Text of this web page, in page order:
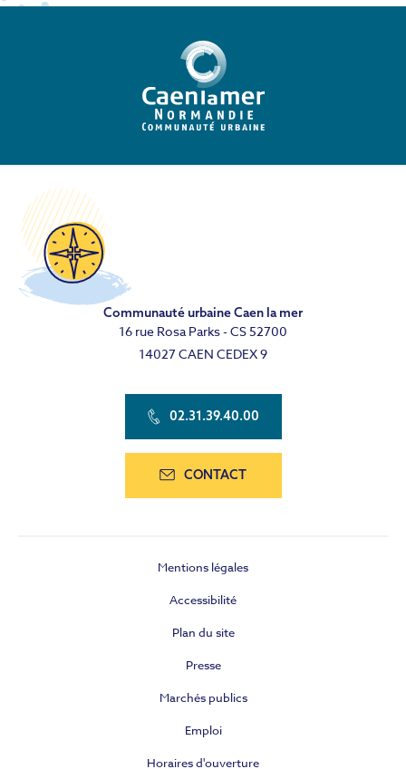
Communauté urbaine Caen la mer
16 rue Rosa Parks - CS 52700
14027 CAEN CEDEX 9
02.31.39.40.00
CONTACT
Mentions légales
Accessibilité
Plan du site
Presse
Marchés publics
Emploi
Horaires d'ouverture